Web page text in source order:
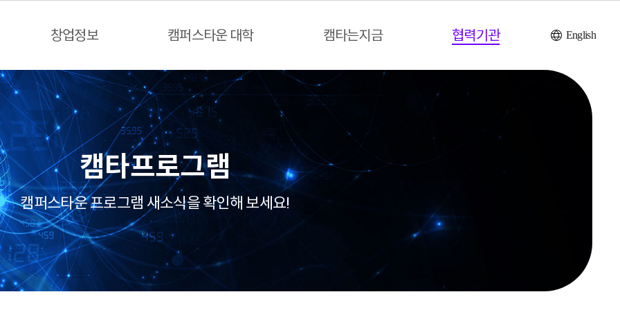
창업정보 캠퍼스타운 대학 캠타는지금 협력기관 English
캠타프로그램
캠퍼스타운 프로그램 새소식을 확인해 보세요!